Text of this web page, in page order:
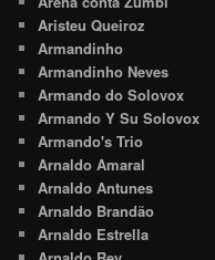
Aristeu Queiroz
Armandinho
Armandinho Neves
Armando do Solovox
Armando Y Su Solovox
Armando's Trio
Arnaldo Amaral
Arnaldo Antunes
Arnaldo Brandão
Arnaldo Estrella